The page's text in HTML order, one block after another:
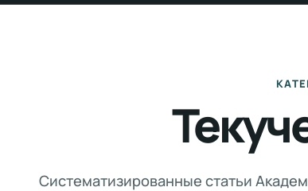
Систематизированные статьи